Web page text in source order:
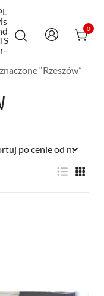
MASZYNY SERWIS
MUTOH TENETH
ONYX DR-INK
Wsparcie – Roland
0
“Rzeszów”